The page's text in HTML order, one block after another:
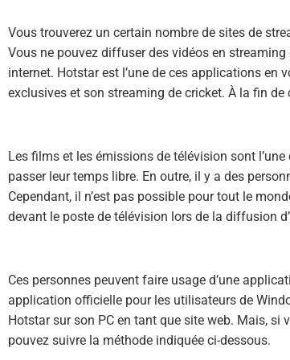
Vous trouverez un certain nombre de sites de
Vous ne pouvez diffuser des vidéos en
internet. Hotstar est l’une de ces applications en
exclusives et son streaming de cricket. À la fin de
Les films et les émissions de télévision sont
passer leur temps libre. En outre, il y a des
Cependant, il n’est pas possible pour tout le
devant le poste de télévision lors de la diffusion
Ces personnes peuvent faire usage d’une
application officielle pour les utilisateurs de
Hotstar sur son PC en tant que site web. Mais,
pouvez suivre la méthode indiquée ci-dessous.